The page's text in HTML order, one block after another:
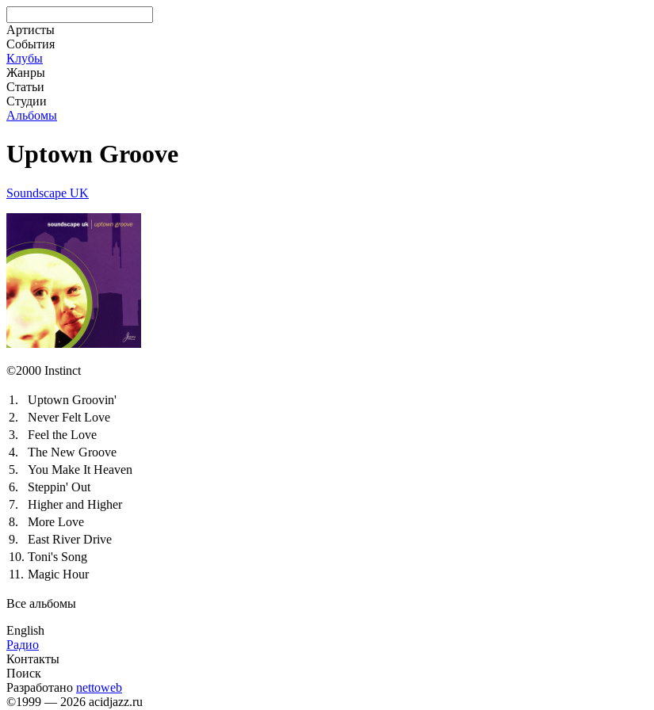
Артисты
События
Клубы
Жанры
Статьи
Студии
Альбомы
Uptown Groove
Soundscape UK
©2000 Instinct
1.
Uptown Groovin'
2.
Never Felt Love
3.
Feel the Love
4.
The New Groove
5.
You Make It Heaven
6.
Steppin' Out
7.
Higher and Higher
8.
More Love
9.
East River Drive
10. Toni's Song
11. Magic Hour
Все альбомы
English
Радио
Контакты
Поиск
Разработано nettoweb
©1999 — 2026 acidjazz.ru